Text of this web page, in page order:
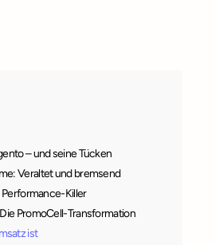
– und seine Tücken
Veraltet und bremsend
Killer
PromoCell-Transformation
ist